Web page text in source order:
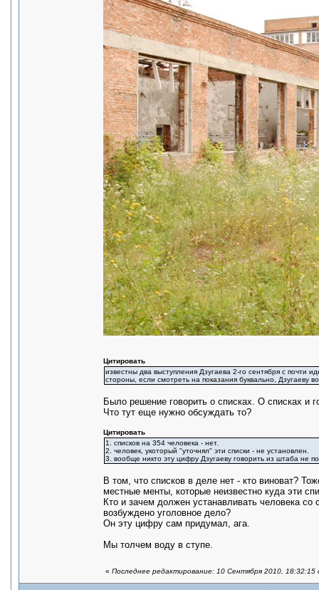
Цитировать
известны два выступления Дзугаева 2-го сентября с почти
стороны, если смотреть на показания буквально, Дзугаеву
Было решение говорить о списках. О списках и
Что тут еще нужно обсуждать то?
Цитировать
1. списков на 354 человека - нет.
2. человек, укоторый "уточнял" эти списки - не установлен.
3. вообще никто эту цифру Дзугаеву говорить из штаба не
В том, что списков в деле нет - кто виноват?
местные менты, которые неизвестно куда эти
Кто и зачем должен устанавливать человека
возбуждено уголовное дело?
Он эту цифру сам придумал, ага.
Мы толчем воду в ступе.
« Последнее редактирование: 10 Сентября 2010, 18:32:15